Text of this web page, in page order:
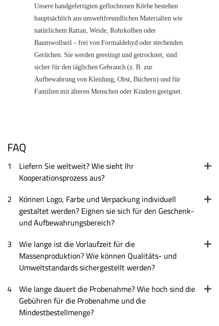
Unsere handgefertigten geflochtenen Körbe bestehen
hauptsächlich aus umweltfreundlichen Materialien wie
natürlichem Rattan, Weide, Rohrkolben oder
Baumwollseil – frei von Formaldehyd oder stechenden
Gerüchen. Sie werden gereinigt und getrocknet, sind
sicher für den täglichen Gebrauch (z. B. zur
Aufbewahrung von Kleidung, Obst, Büchern) und für
Familien mit älteren Menschen oder Kindern geeignet.
FAQ
1 Liefern Sie weltweit? Wie sieht Ihr
Kooperationsprozess aus?
2 Können Logo, Farbe und Verpackung individuell
gestaltet werden? Eignen sie sich für den Geschenk-
und Aufbewahrungsbereich?
3 Wie lange ist die Vorlaufzeit für die
Massenproduktion? Wie können Qualitäts- und
Umweltstandards sichergestellt werden?
4 Wie lange dauert die Probenahme? Wie hoch sind die
Gebühren für die Probenahme und die
Mindestbestellmenge?